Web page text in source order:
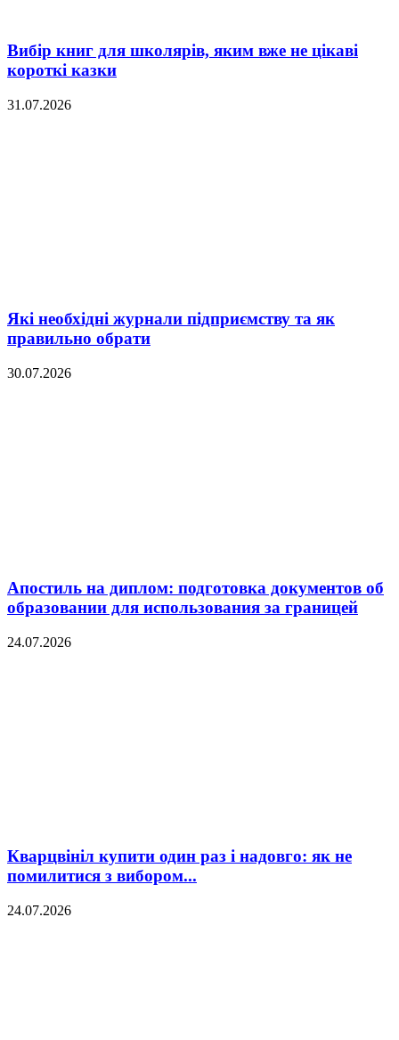
Вибір книг для школярів, яким вже не цікаві
короткі казки
31.07.2026
Які необхідні журнали підприємству та як
правильно обрати
30.07.2026
Апостиль на диплом: подготовка документов об
образовании для использования за границей
24.07.2026
Кварцвініл купити один раз і надовго: як не
помилитися з вибором...
24.07.2026